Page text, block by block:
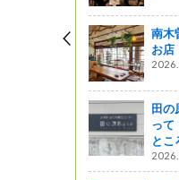
南木
お店
田の
って
とこ